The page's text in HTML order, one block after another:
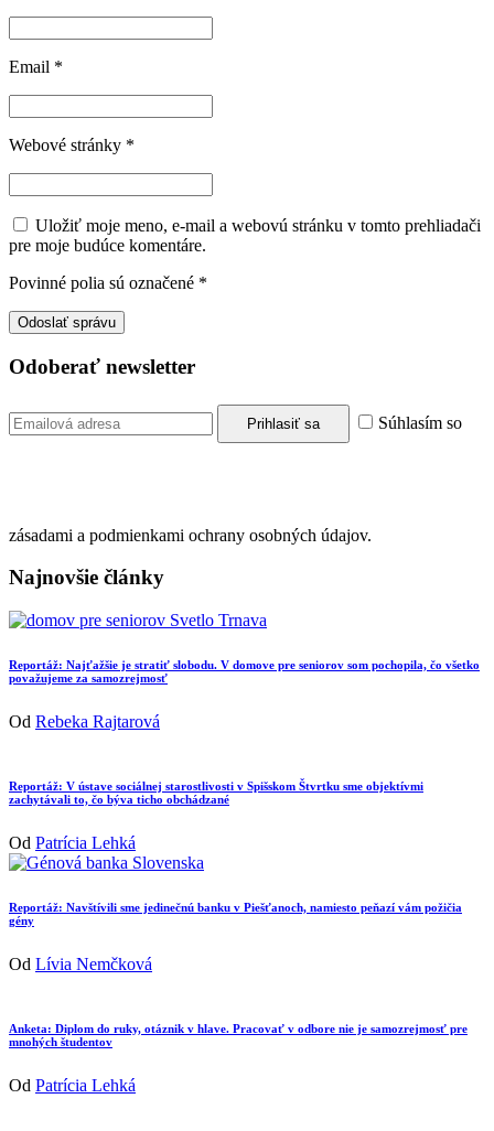
Email *
Webové stránky *
Uložiť moje meno, e-mail a webovú stránku v tomto prehliadači
pre moje budúce komentáre.
Povinné polia sú označené *
Odoberať newsletter
Súhlasím so
zásadami a podmienkami ochrany osobných údajov.
Najnovšie články
Reportáž: Najťažšie je stratiť slobodu. V domove pre seniorov som pochopila, čo všetko
považujeme za samozrejmosť
Od Rebeka Rajtarová
Reportáž: V ústave sociálnej starostlivosti v Spišskom Štvrtku sme objektívmi
zachytávali to, čo býva ticho obchádzané
Od Patrícia Lehká
Reportáž: Navštívili sme jedinečnú banku v Piešťanoch, namiesto peňazí vám požičia
gény
Od Lívia Nemčková
Anketa: Diplom do ruky, otáznik v hlave. Pracovať v odbore nie je samozrejmosť pre
mnohých študentov
Od Patrícia Lehká